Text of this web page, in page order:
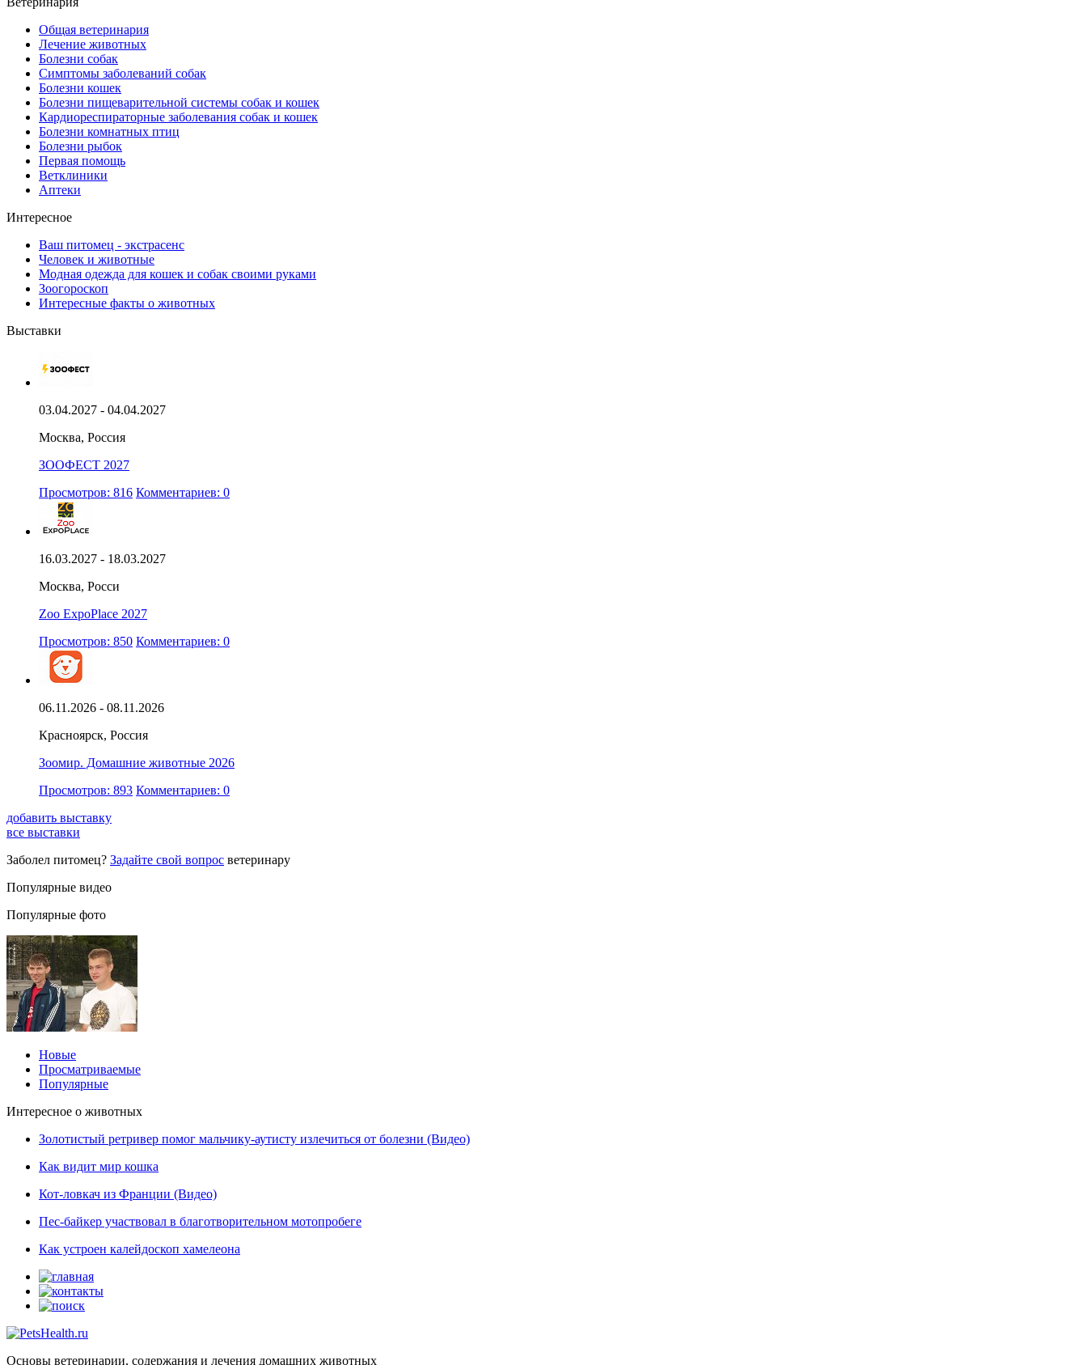
Общая ветеринария
Лечение животных
Болезни собак
Симптомы заболеваний собак
Болезни кошек
Болезни пищеварительной системы собак и кошек
Кардиореспираторные заболевания собак и кошек
Болезни комнатных птиц
Болезни рыбок
Первая помощь
Ветклиники
Аптеки
Интересное
Ваш питомец - экстрасенс
Человек и животные
Модная одежда для кошек и собак своими руками
Зоогороскоп
Интересные факты о животных
Выставки
03.04.2027 - 04.04.2027
Москва, Россия
ЗООФЕСТ 2027
Просмотров: 816 Комментариев: 0
16.03.2027 - 18.03.2027
Москва, Росси
Zoo ExpoPlace 2027
Просмотров: 850 Комментариев: 0
06.11.2026 - 08.11.2026
Красноярск, Россия
Зоомир. Домашние животные 2026
Просмотров: 893 Комментариев: 0
добавить выставку
все выставки
Заболел питомец? Задайте свой вопрос ветеринару
Популярные видео
Популярные фото
Новые
Просматриваемые
Популярные
Интересное о животных
Золотистый ретривер помог мальчику-аутисту излечиться от болезни (Видео)
Как видит мир кошка
Кот-ловкач из Франции (Видео)
Пес-байкер участвовал в благотворительном мотопробеге
Как устроен калейдоскоп хамелеона
Основы ветеринарии, содержания и лечения домашних животных